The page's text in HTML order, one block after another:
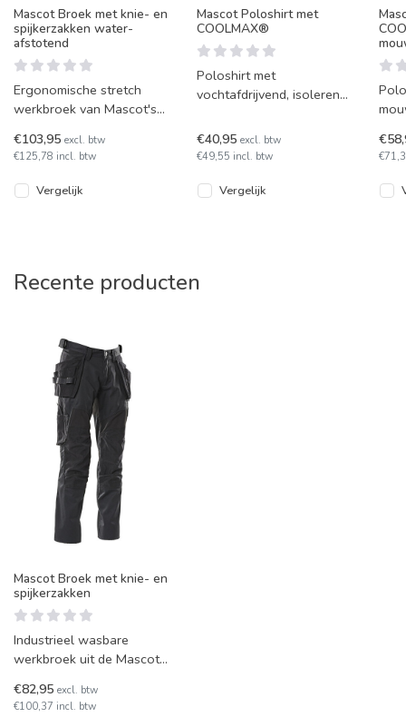
Mascot Broek met knie- en
spijkerzakken water-
afstotend
Ergonomische stretch
werkbroek van Mascot's
rekbare stof en uitgerust
€103,95 excl. btw
€125,78 incl. btw
Vergelijk
Mascot Poloshirt met
COOLMAX®
Poloshirt met
vochtafdrijvend, isolerend
Perfect als onderste laag
in een outfit,
€40,95 excl. btw
€49,55 incl. btw
Vergelijk
Recente producten
Mascot Broek met knie- en
spijkerzakken
Industrieel wasbare
werkbroek uit de Mascot
ruime keuze uit
opbergplekken.
€82,95 excl. btw
€100,37 incl. btw